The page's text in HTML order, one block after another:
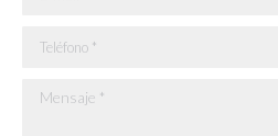
Teléfono *
Mensaje *